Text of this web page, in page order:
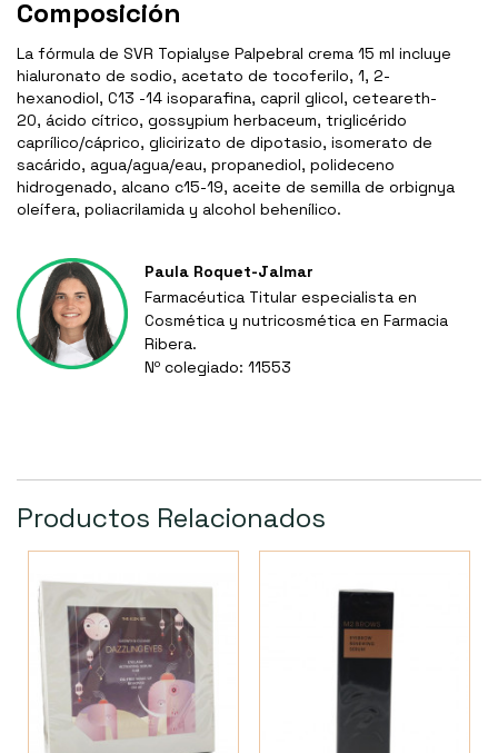
Composición
La fórmula de SVR Topialyse Palpebral crema 15 ml incluye
hialuronato de sodio, acetato de tocoferilo, 1, 2-
hexanodiol, C13 -14 isoparafina, capril glicol, ceteareth-
20, ácido cítrico, gossypium herbaceum, triglicérido
caprílico/cáprico, glicirizato de dipotasio, isomerato de
sacárido, agua/agua/eau, propanediol, polideceno
hidrogenado, alcano c15-19, aceite de semilla de orbignya
oleífera, poliacrilamida y alcohol behenílico.
Paula Roquet-Jalmar
Farmacéutica Titular especialista en
Cosmética y nutricosmética en Farmacia
Ribera.
Nº colegiado: 11553
Productos Relacionados